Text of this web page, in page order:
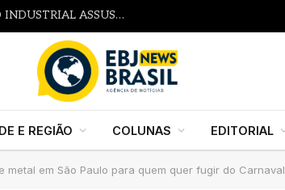
1
E REGIÃO COLUNAS EDITORIAL
metal em São Paulo para quem quer fugir do Carnaval